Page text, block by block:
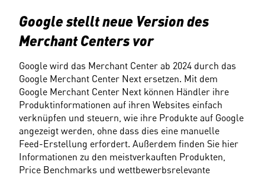
Google stellt neue Version des
Merchant Centers vor
Google wird das Merchant Center ab 2024 durch das
Google Merchant Center Next ersetzen. Mit dem
Google Merchant Center Next können Händler ihre
Produktinformationen auf ihren Websites einfach
verknüpfen und steuern, wie ihre Produkte auf Google
angezeigt werden, ohne dass dies eine manuelle
Feed-Erstellung erfordert. Außerdem finden Sie hier
Informationen zu den meistverkauften Produkten,
Price Benchmarks und wettbewerbsrelevante